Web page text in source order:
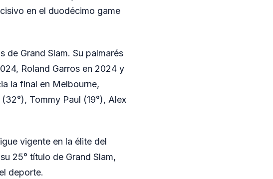
en el duodécimo game
de Grand Slam. Su palmarés
Roland Garros en 2024 y
la final en Melbourne,
Tommy Paul (19°), Alex
vigente en la élite del
25° título de Grand Slam,
deporte.